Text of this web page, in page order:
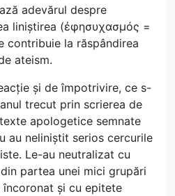
adevărul despre
liniștirea (ἐφησυχασμός =
contribuie la răspândirea
ateism.
și de împotrivire, ce s-
trecut prin scrierea de
apologetice semnate
au neliniștit serios cercurile
Le-au neutralizat cu
partea unei mici grupări
și cu epitete